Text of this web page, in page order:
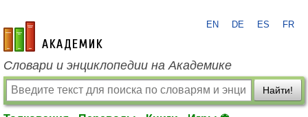
academic.ru
EN DE ES FR
Словари и энциклопедии на Академике
Найти!